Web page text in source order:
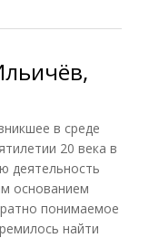
в среде
20 века в
деятельность
основанием
понимаемое
найти